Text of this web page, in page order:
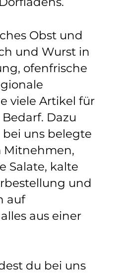
Obst und
und Wurst in
ofenfrische
viele Artikel für
Dazu
uns belegte
Mitnehmen,
Salate, kalte
und
auf
aus einer
du bei uns